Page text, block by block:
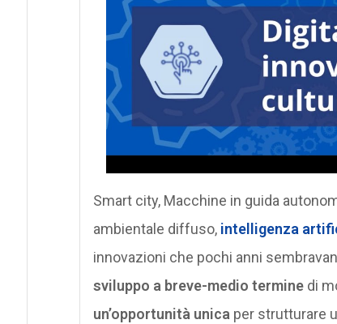
Smart city, Macchine in guida
ambientale diffuso, intelligenza
innovazioni che pochi anni
sviluppo a breve-medio terminedi
un’opportunità unicaper strutturare